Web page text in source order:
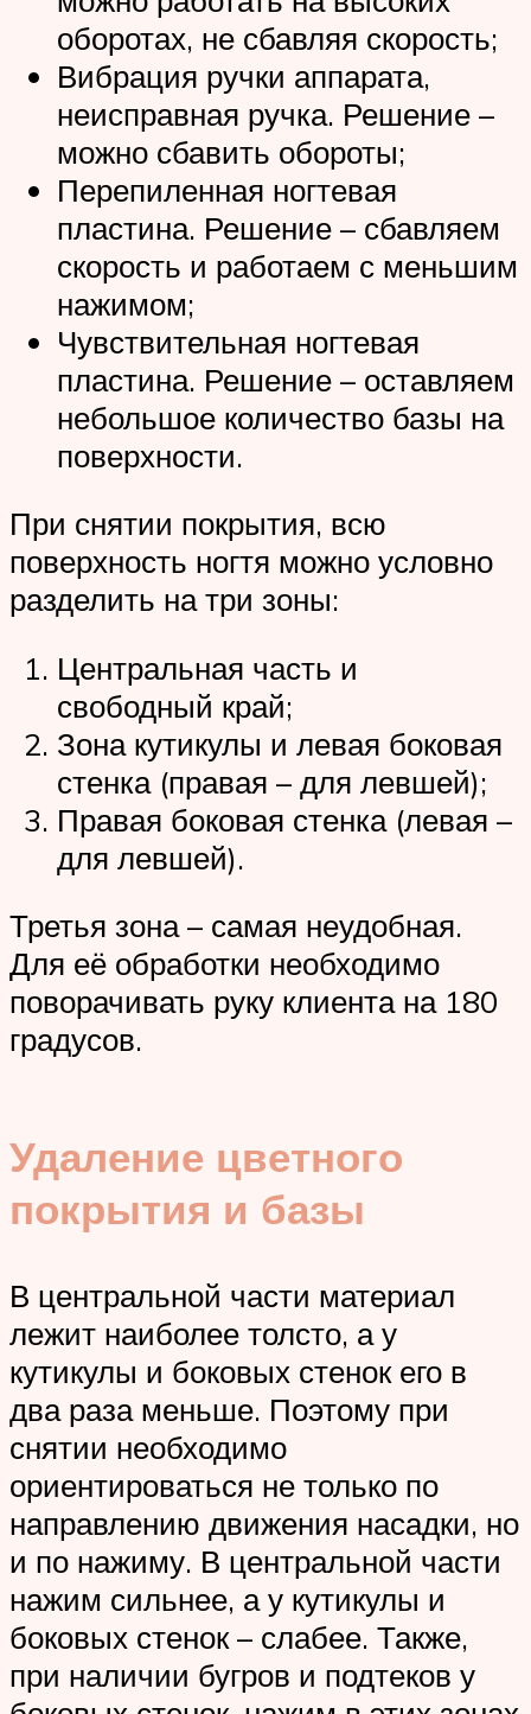
оборотах, не сбавляя скорость;
Вибрация ручки аппарата,
неисправная ручка. Решение –
можно сбавить обороты;
Перепиленная ногтевая
пластина. Решение – сбавляем
скорость и работаем с меньшим
нажимом;
Чувствительная ногтевая
пластина. Решение – оставляем
небольшое количество базы на
поверхности.
При снятии покрытия, всю
поверхность ногтя можно условно
разделить на три зоны:
Центральная часть и
свободный край;
Зона кутикулы и левая боковая
стенка (правая – для левшей);
Правая боковая стенка (левая –
для левшей).
Третья зона – самая неудобная.
Для её обработки необходимо
поворачивать руку клиента на 180
градусов.
Удаление цветного
покрытия и базы
В центральной части материал
лежит наиболее толсто, а у
кутикулы и боковых стенок его в
два раза меньше. Поэтому при
снятии необходимо
ориентироваться не только по
направлению движения насадки, но
и по нажиму. В центральной части
нажим сильнее, а у кутикулы и
боковых стенок – слабее. Также,
при наличии бугров и подтеков у